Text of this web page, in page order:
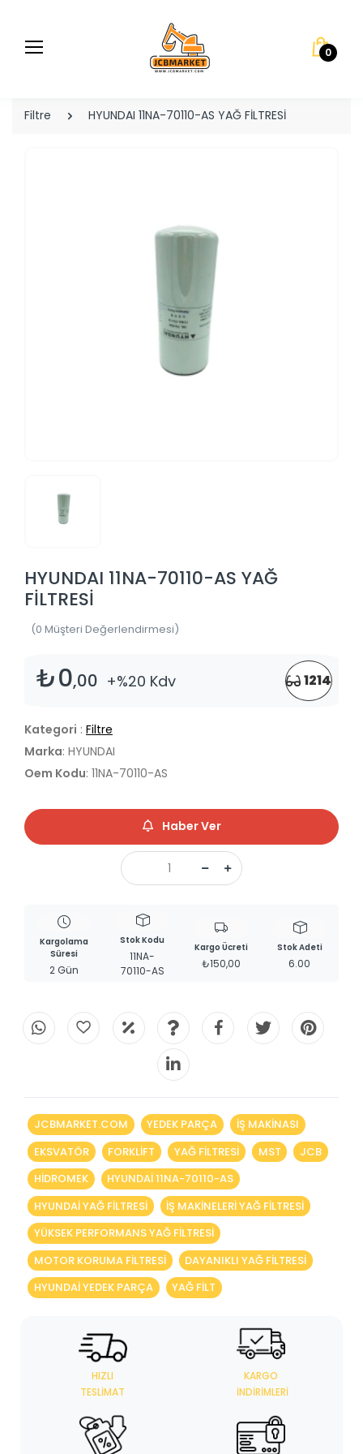
0
Filtre HYUNDAI 11NA-70110-AS YAĞ FİLTRESİ
HYUNDAI 11NA-70110-AS YAĞ
FİLTRESİ
(0 Müşteri Değerlendirmesi)
₺0,00 +%20 Kdv 1214
Kategori : Filtre
Marka: HYUNDAI
Oem Kodu: 11NA-70110-AS
Haber Ver
Kargolama
Süresi
2 Gün
Stok Kodu
11NA-
70110-AS
Kargo Ücreti
₺150,00
Stok Adeti
6.00
JCBMARKET.COM YEDEK PARÇA
IŞ MAKINASI
EKSVATÖR
FORKLIFT YAĞ FILTRESI MST
JCB
HIDROMEK
HYUNDAI 11NA-70110-AS
HYUNDAI YAĞ FILTRESI
IŞ MAKINELERI YAĞ FILTRESI
YÜKSEK PERFORMANS YAĞ FILTRESI
MOTOR KORUMA FILTRESI
DAYANIKLI YAĞ FILTRESI
HYUNDAI YEDEK PARÇA
YAĞ FILT
HIZLI
TESLIMAT
KARGO
İNDIRIMLERI